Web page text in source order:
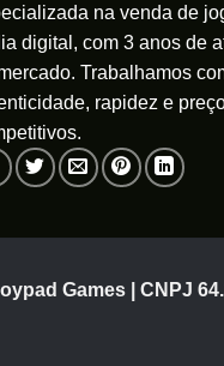
na venda de
digital, com 3 anos de
Trabalhamos
rapidez e
Games | CNPJ